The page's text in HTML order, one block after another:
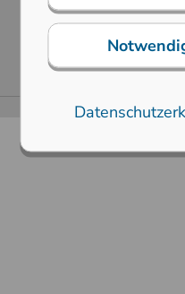
AGB
Copyright ©